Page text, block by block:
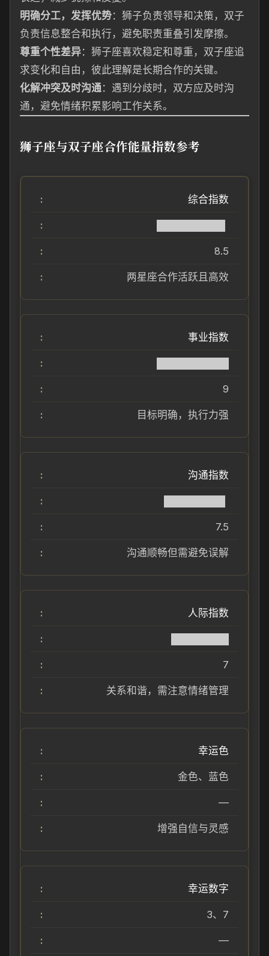
明确分工，发挥优势：狮子负责领导和决策，双子
负责信息整合和执行，避免职责重叠引发摩擦。
尊重个性差异：狮子座喜欢稳定和尊重，双子座追
求变化和自由，彼此理解是长期合作的关键。
化解冲突及时沟通：遇到分歧时，双方应及时沟
通，避免情绪积累影响工作关系。
狮子座与双子座合作能量指数参考
综合指数
8.5
两星座合作活跃且高效
事业指数
9
目标明确，执行力强
沟通指数
7.5
沟通顺畅但需避免误解
人际指数
7
关系和谐，需注意情绪管理
幸运色
金色、蓝色
—
增强自信与灵感
幸运数字
3、7
—